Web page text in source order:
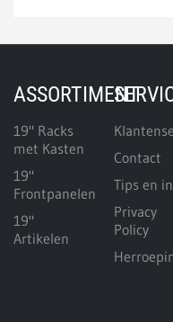
ASSORTIMENT
19" Racks
met Kasten
19"
Frontpanelen
19"
Artikelen
Contact
Tips en
Privacy
Policy